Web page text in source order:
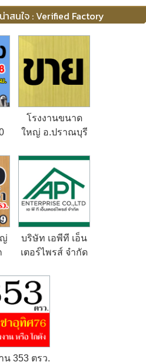
าสนใจ : Verified Factory
โรงงานขนาด
ใหญ่ อ.ปราณบุรี
บริษัท เอพีที เอ็น
เตอร์ไพรส์ จำกัด
น 353 ตรว.